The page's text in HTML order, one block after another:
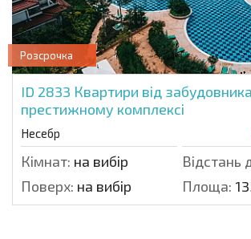
Розсрочка
ID 2833 Квартири від
престижному комплексі
Несебр
Кімнат: на вибір Відстань
Поверх: на вибір Площа: